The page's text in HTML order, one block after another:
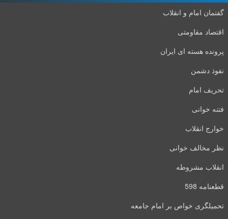
گفتمان امام و انقلاب
اقتصاد مقاومتی
پرونده هسته ای ایران
نفوذ دشمن
تحریف امام
فتنه خوانی
خوارج انقلاب
نظر مخالف خوانی
انقلاب مشروطه
قطعنامه 598
تحمیلگری خواص بر امام جامعه